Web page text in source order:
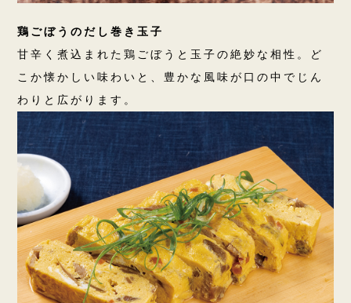
鶏ごぼうのだし巻き玉子
甘辛く煮込まれた鶏ごぼうと玉子の絶妙な相性。ど
こか懐かしい味わいと、豊かな風味が口の中でじん
わりと広がります。